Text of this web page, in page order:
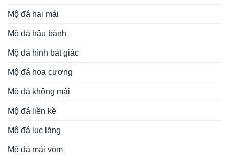
Mộ đá hai mái
Mộ đá hậu bành
Mộ đá hình bát giác
Mộ đá hoa cương
Mộ đá không mái
Mộ đá liền kề
Mộ đá lục lăng
Mộ đá mái vòm